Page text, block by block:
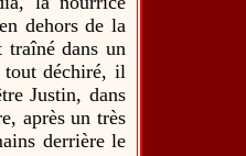
dehors de la
traîné dans un
tout déchiré, il
Justin, dans
après un très
derrière le